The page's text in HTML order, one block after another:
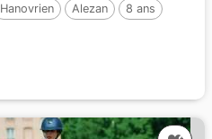
Hanovrien Alezan
8 ans